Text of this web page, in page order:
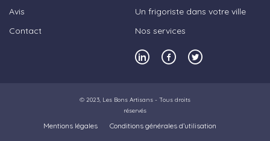
Avis
Contact
Un frigoriste dans votre ville
Nos services
© 2023, Les Bons Artisans - Tous droits
réservés
Mentions légales
Conditions générales d’utilisation